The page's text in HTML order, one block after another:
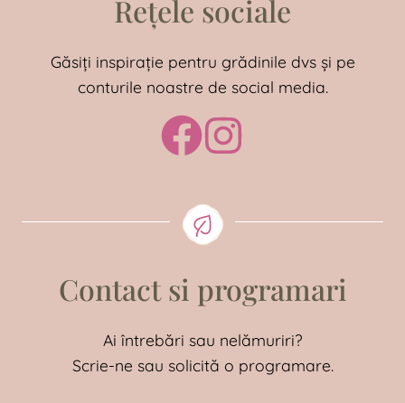
Rețele sociale
Găsiți inspirație pentru grădinile dvs și pe
conturile noastre de social media.
Contact si programari
Ai întrebări sau nelămuriri?
Scrie-ne sau solicită o programare.